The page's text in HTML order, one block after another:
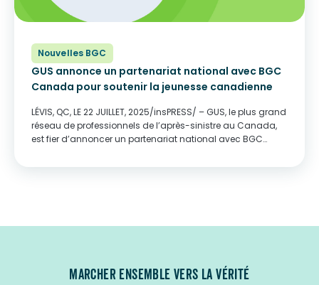
Nouvelles BGC
GUS annonce un partenariat national avec BGC
Canada pour soutenir la jeunesse canadienne
LÉVIS, QC, LE 22 JUILLET, 2025/insPRESS/ – GUS, le plus grand
réseau de professionnels de l’après-sinistre au Canada,
est fier d’annoncer un partenariat national avec BGC
MARCHER ENSEMBLE VERS LA VÉRITÉ